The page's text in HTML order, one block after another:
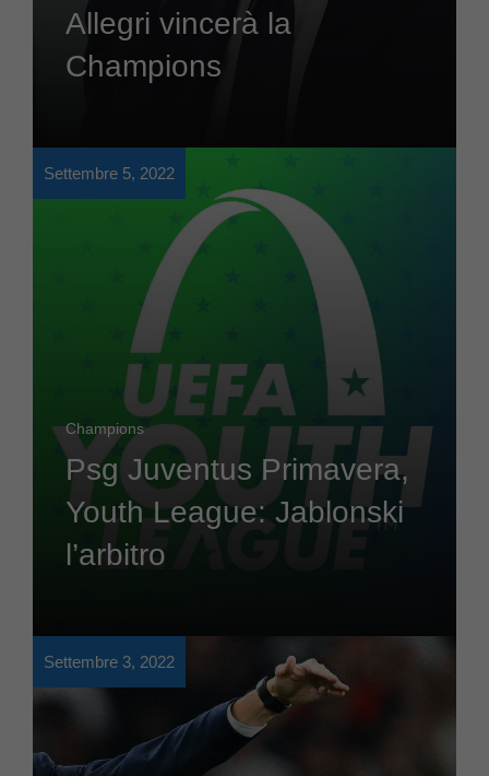
Allegri vincerà la
Champions
Settembre 5, 2022
Champions
Psg Juventus Primavera,
Youth League: Jablonski
l’arbitro
Settembre 3, 2022